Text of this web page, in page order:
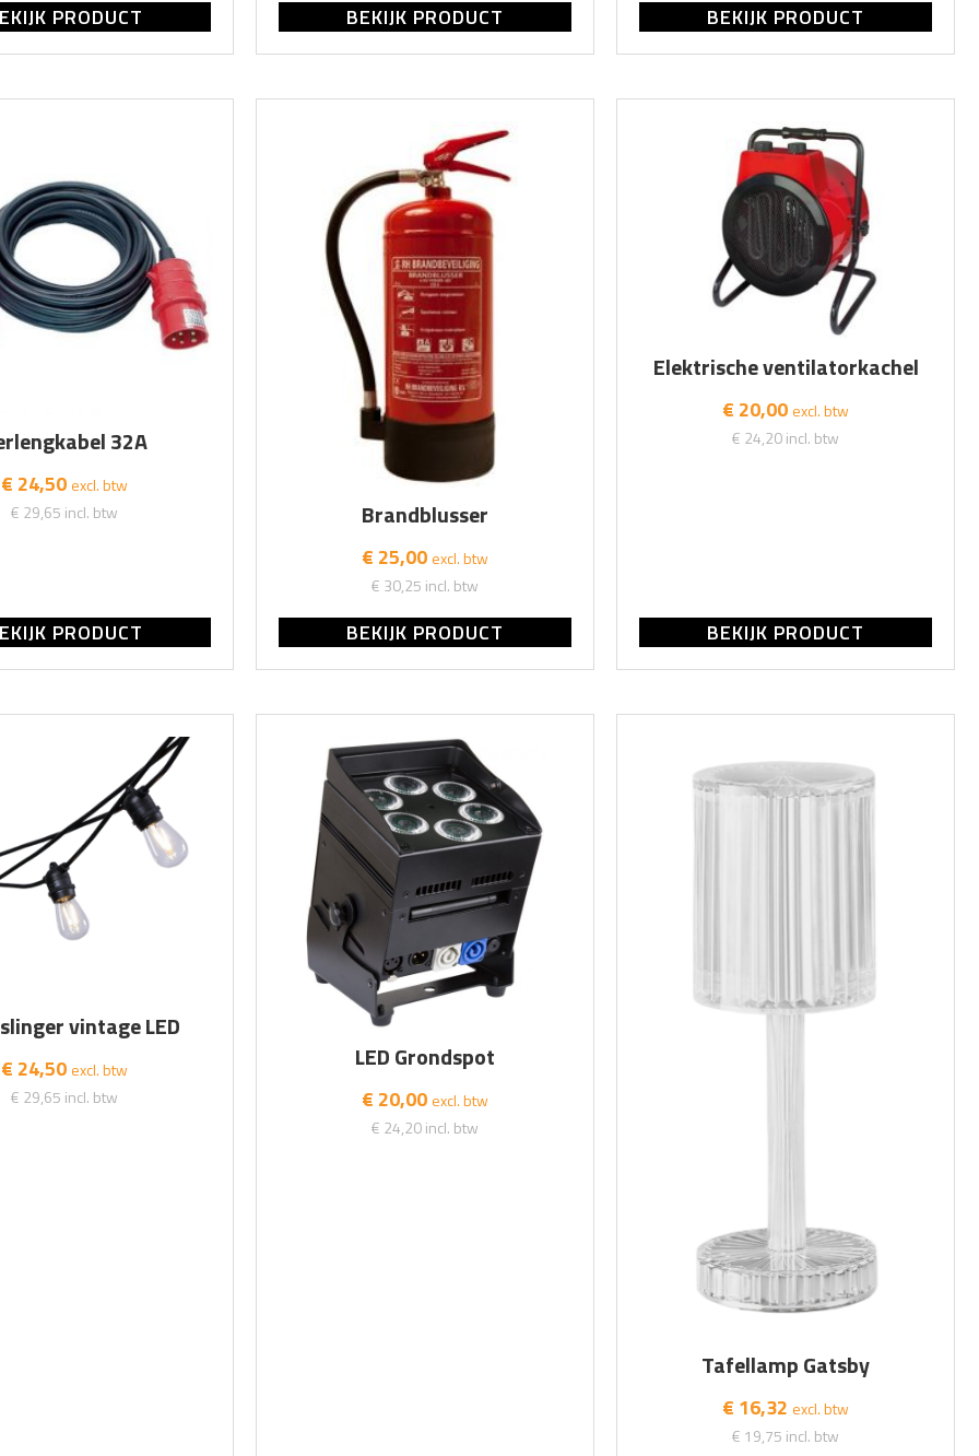
PRODUCT BEKIJK PRODUCT BEKIJK PRODUCT
32A
€ 24,50 excl. btw
€ 29,65 incl. btw
PRODUCT
Brandblusser
€ 25,00 excl. btw
€ 30,25 incl. btw
BEKIJK PRODUCT
Elektrische ventilatorkachel
€ 20,00 excl. btw
€ 24,20incl. btw
BEKIJK PRODUCT
vintage LED
€ 24,50 excl. btw
€ 29,65 incl. btw
LED Grondspot
€ 20,00 excl. btw
€ 24,20incl. btw
Tafellamp Gatsby
€ 16,32 excl. btw
€ 19,75 incl. btw